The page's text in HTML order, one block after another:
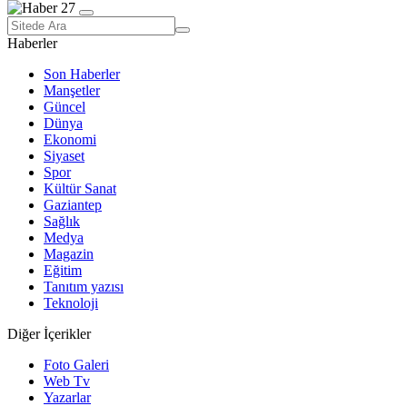
Haberler
Son Haberler
Manşetler
Güncel
Dünya
Ekonomi
Siyaset
Spor
Kültür Sanat
Gaziantep
Sağlık
Medya
Magazin
Eğitim
Tanıtım yazısı
Teknoloji
Diğer İçerikler
Foto Galeri
Web Tv
Yazarlar